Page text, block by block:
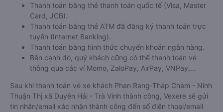
Thanh toán bằng thẻ thanh toán quốc tế (Visa, Master
Card, JCB).
Thanh toán bằng thẻ ATM đã đăng ký thanh toán trực
tuyến (Internet Banking).
Thanh toán bằng hình thức chuyển khoản ngân hàng.
Bên cạnh đó, quý khách cũng có thể thanh toán vé
thông qua các ví Momo, ZaloPay, AirPay, VNPay,…
Sau khi thanh toán vé xe khách Phan Rang-Tháp Chàm - Ninh
Thuận Thị xã Duyên Hải - Trà Vinh thành công, Vexere sẽ gửi
tin nhắn/email xác nhận thành công đến số điện thoại/email